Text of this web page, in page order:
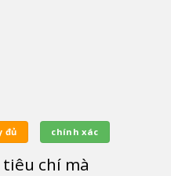
đủ chính xác
tiêu chí mà